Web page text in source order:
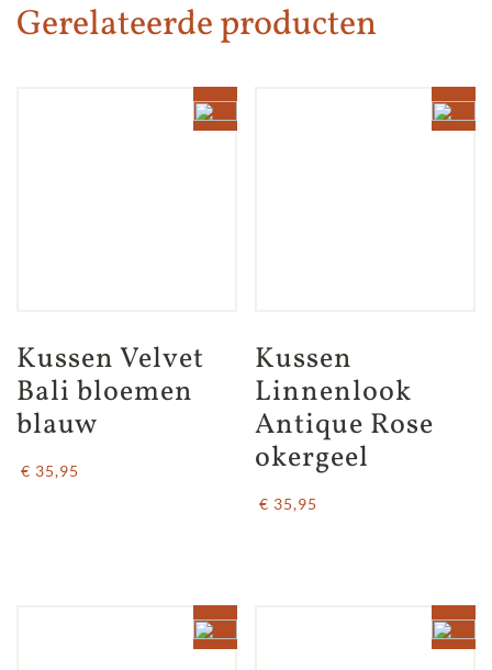
Gerelateerde producten
Kussen Velvet
Bali bloemen
blauw
€ 35,95
Kussen
Linnenlook
Antique Rose
okergeel
€ 35,95